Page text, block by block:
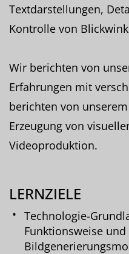
Textdarstellungen,
Kontrolle von
Wir berichten von
Erfahrungen mit
berichten von
Erzeugung von
Videoproduktion.
LERNZIELE
Technologie-
Funktionsweise